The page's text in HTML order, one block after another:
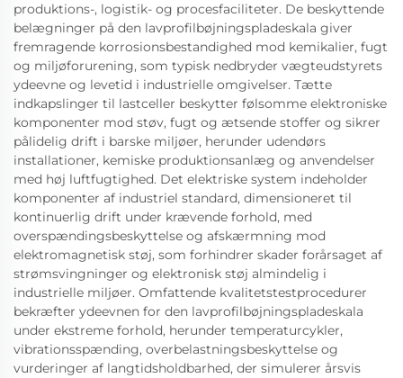
produktions-, logistik- og procesfaciliteter. De beskyttende
belægninger på den lavprofilbøjningspladeskala giver
fremragende korrosionsbestandighed mod kemikalier, fugt
og miljøforurening, som typisk nedbryder vægteudstyrets
ydeevne og levetid i industrielle omgivelser. Tætte
indkapslinger til lastceller beskytter følsomme elektroniske
komponenter mod støv, fugt og ætsende stoffer og sikrer
pålidelig drift i barske miljøer, herunder udendørs
installationer, kemiske produktionsanlæg og anvendelser
med høj luftfugtighed. Det elektriske system indeholder
komponenter af industriel standard, dimensioneret til
kontinuerlig drift under krævende forhold, med
overspændingsbeskyttelse og afskærmning mod
elektromagnetisk støj, som forhindrer skader forårsaget af
strømsvingninger og elektronisk støj almindelig i
industrielle miljøer. Omfattende kvalitetstestprocedurer
bekræfter ydeevnen for den lavprofilbøjningspladeskala
under ekstreme forhold, herunder temperaturcykler,
vibrationsspænding, overbelastningsbeskyttelse og
vurderinger af langtidsholdbarhed, der simulerer årsvis